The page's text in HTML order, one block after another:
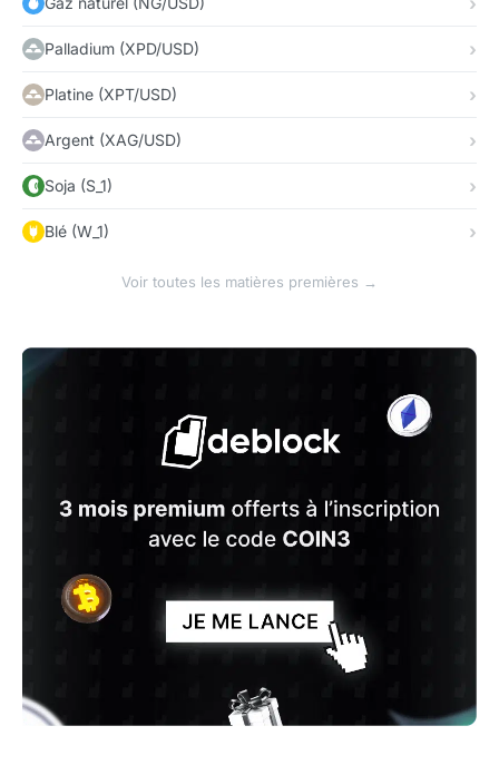
Palladium (XPD/USD)
Platine (XPT/USD)
Argent (XAG/USD)
Soja (S_1)
Blé (W_1)
Voir toutes les matières premières →